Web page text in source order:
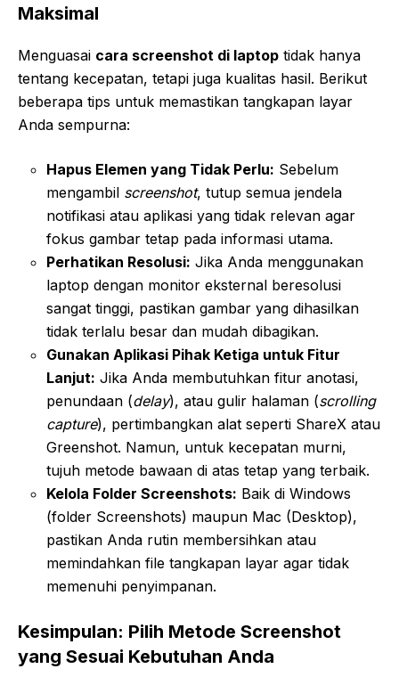
Maksimal
Menguasai cara screenshot di laptop tidak hanya
tentang kecepatan, tetapi juga kualitas hasil. Berikut
beberapa tips untuk memastikan tangkapan layar
Anda sempurna:
Hapus Elemen yang Tidak Perlu: Sebelum
mengambil screenshot, tutup semua jendela
notifikasi atau aplikasi yang tidak relevan agar
fokus gambar tetap pada informasi utama.
Perhatikan Resolusi: Jika Anda menggunakan
laptop dengan monitor eksternal beresolusi
sangat tinggi, pastikan gambar yang dihasilkan
tidak terlalu besar dan mudah dibagikan.
Gunakan Aplikasi Pihak Ketiga untuk Fitur
Lanjut: Jika Anda membutuhkan fitur anotasi,
penundaan (delay), atau gulir halaman (scrolling
capture), pertimbangkan alat seperti ShareX atau
Greenshot. Namun, untuk kecepatan murni,
tujuh metode bawaan di atas tetap yang terbaik.
Kelola Folder Screenshots: Baik di Windows
(folder Screenshots) maupun Mac (Desktop),
pastikan Anda rutin membersihkan atau
memindahkan file tangkapan layar agar tidak
memenuhi penyimpanan.
Kesimpulan: Pilih Metode Screenshot
yang Sesuai Kebutuhan Anda